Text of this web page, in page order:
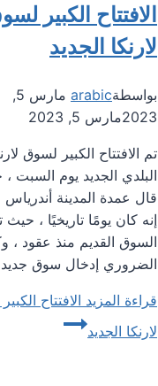
الافتتاح الكبير
لارنكا الجديد
بواسطةarabic
مارس 5,
2023مارس 5, 2023
تم الافتتاح الكبير لسوق
البلدي الجديد يوم السبت
قال عمدة المدينة
إنه كان يومًا تاريخيًا ،
السوق القديم منذ عقود ،
الضروري إدخال سوق
قراءة المزيد الافتتاح
لارنكا الجديد